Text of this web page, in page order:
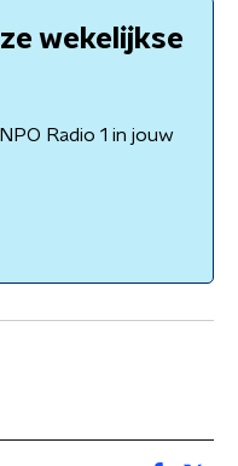
wekelijkse
Radio 1 in jouw